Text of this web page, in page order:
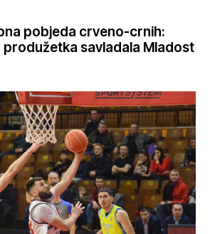
pobjeda crveno-crnih:
savladala Mladost